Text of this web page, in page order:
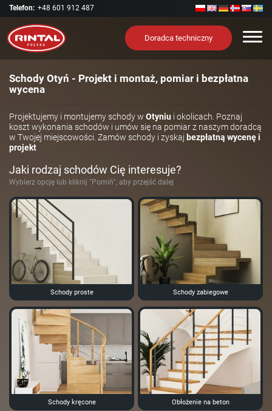
Telefon: +48 601 912 487
Doradca techniczny
Schody Otyń - Projekt i montaż, pomiar i bezpłatna
wycena
Projektujemy i montujemy schody w Otyniu i okolicach. Poznaj
koszt wykonania schodów i umów się na pomiar z naszym doradcą
w Twojej miejscowości. Zamów schody i zyskaj bezpłatną wycenę i
projekt
Jaki rodzaj schodów Cię interesuje?
Wybierz opcję lub kliknij "Pomiń", aby przejść dalej
Schody proste Schody zabiegowe
Schody kręcone Obłożenie na beton